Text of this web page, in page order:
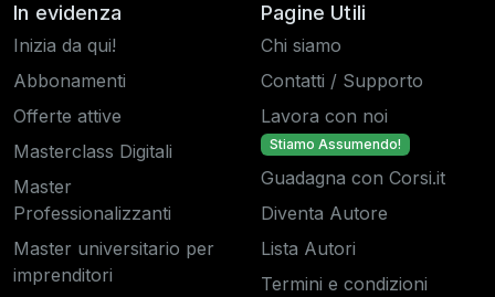
In evidenza
Inizia da qui!
Abbonamenti
Offerte attive
Masterclass Digitali
Master
Professionalizzanti
Master universitario per
imprenditori
Pagine Utili
Chi siamo
Contatti / Supporto
Lavora con noi
Stiamo Assumendo!
Guadagna con Corsi.it
Diventa Autore
Lista Autori
Termini e condizioni